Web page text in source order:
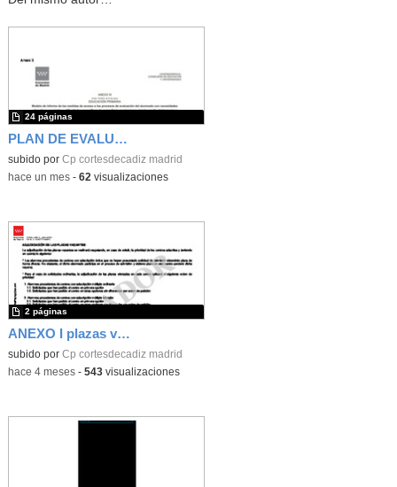
PLAN DE EVALUACIÓN CP INF-PRI CORTES DE CÁDIZ
subido por Cp cortesdecadiz madrid
24 páginas
-hace un mes- 62 visualizaciones
ANEXO I plazas vacantes
subido por Cp cortesdecadiz madrid
2 páginas
-hace 4 meses- 543visualizaciones